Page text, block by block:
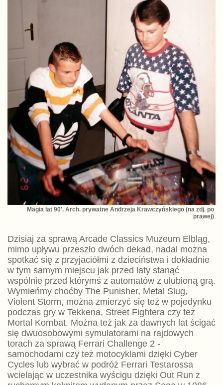
Magia lat 90'. Arch. prywatne Andrzeja Krawczyńskiego (na zdj. po
prawej)
Dzisiaj za sprawą Arcade Classics Muzeum Elbląg,
mimo upływu przeszło dwóch dekad, nadal można
spotkać się z przyjaciółmi z dzieciństwa i dokładnie
w tym samym miejscu jak przed laty stanąć
wspólnie przed którymś z automatów z ulubioną grą.
Wymieńmy choćby The Punisher, Metal Slug,
Violent Storm, można zmierzyć się też w pojedynku
podczas gry w Tekkena, Street Fightera czy też
Mortal Kombat. Można też jak za dawnych lat ścigać
się dwuosobowymi symulatorami na rajdowych
torach za sprawą Ferrari Challenge 2 -
samochodami czy też motocyklami dzięki Cyber
Cycles lub wybrać w podróż Ferrari Testarossa
wcielając w uczestnika wyścigu dzięki Out Run z